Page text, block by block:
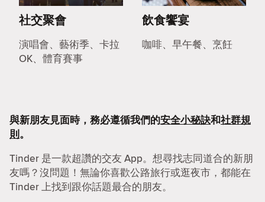
社交聚會
演唱會、藝術季、卡拉
OK、體育賽事
飲食饗宴
咖啡、早午餐、烹飪
與新朋友見面時，務必遵循我們的安全小秘訣和社群規
則。
Tinder 是一款超讚的交友 App。想尋找志同道合的新朋
友嗎？沒問題！無論你喜歡公路旅行或逛夜市，都能在
Tinder 上找到跟你話題最合的朋友。